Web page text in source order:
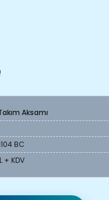
Aksamı
BC
+ KDV